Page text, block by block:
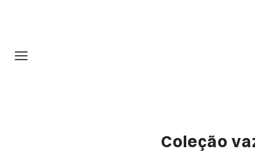
Coleção